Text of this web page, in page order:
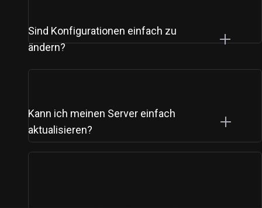
Sind Konfigurationen einfach zu
ändern?
Kann ich meinen Server einfach
aktualisieren?